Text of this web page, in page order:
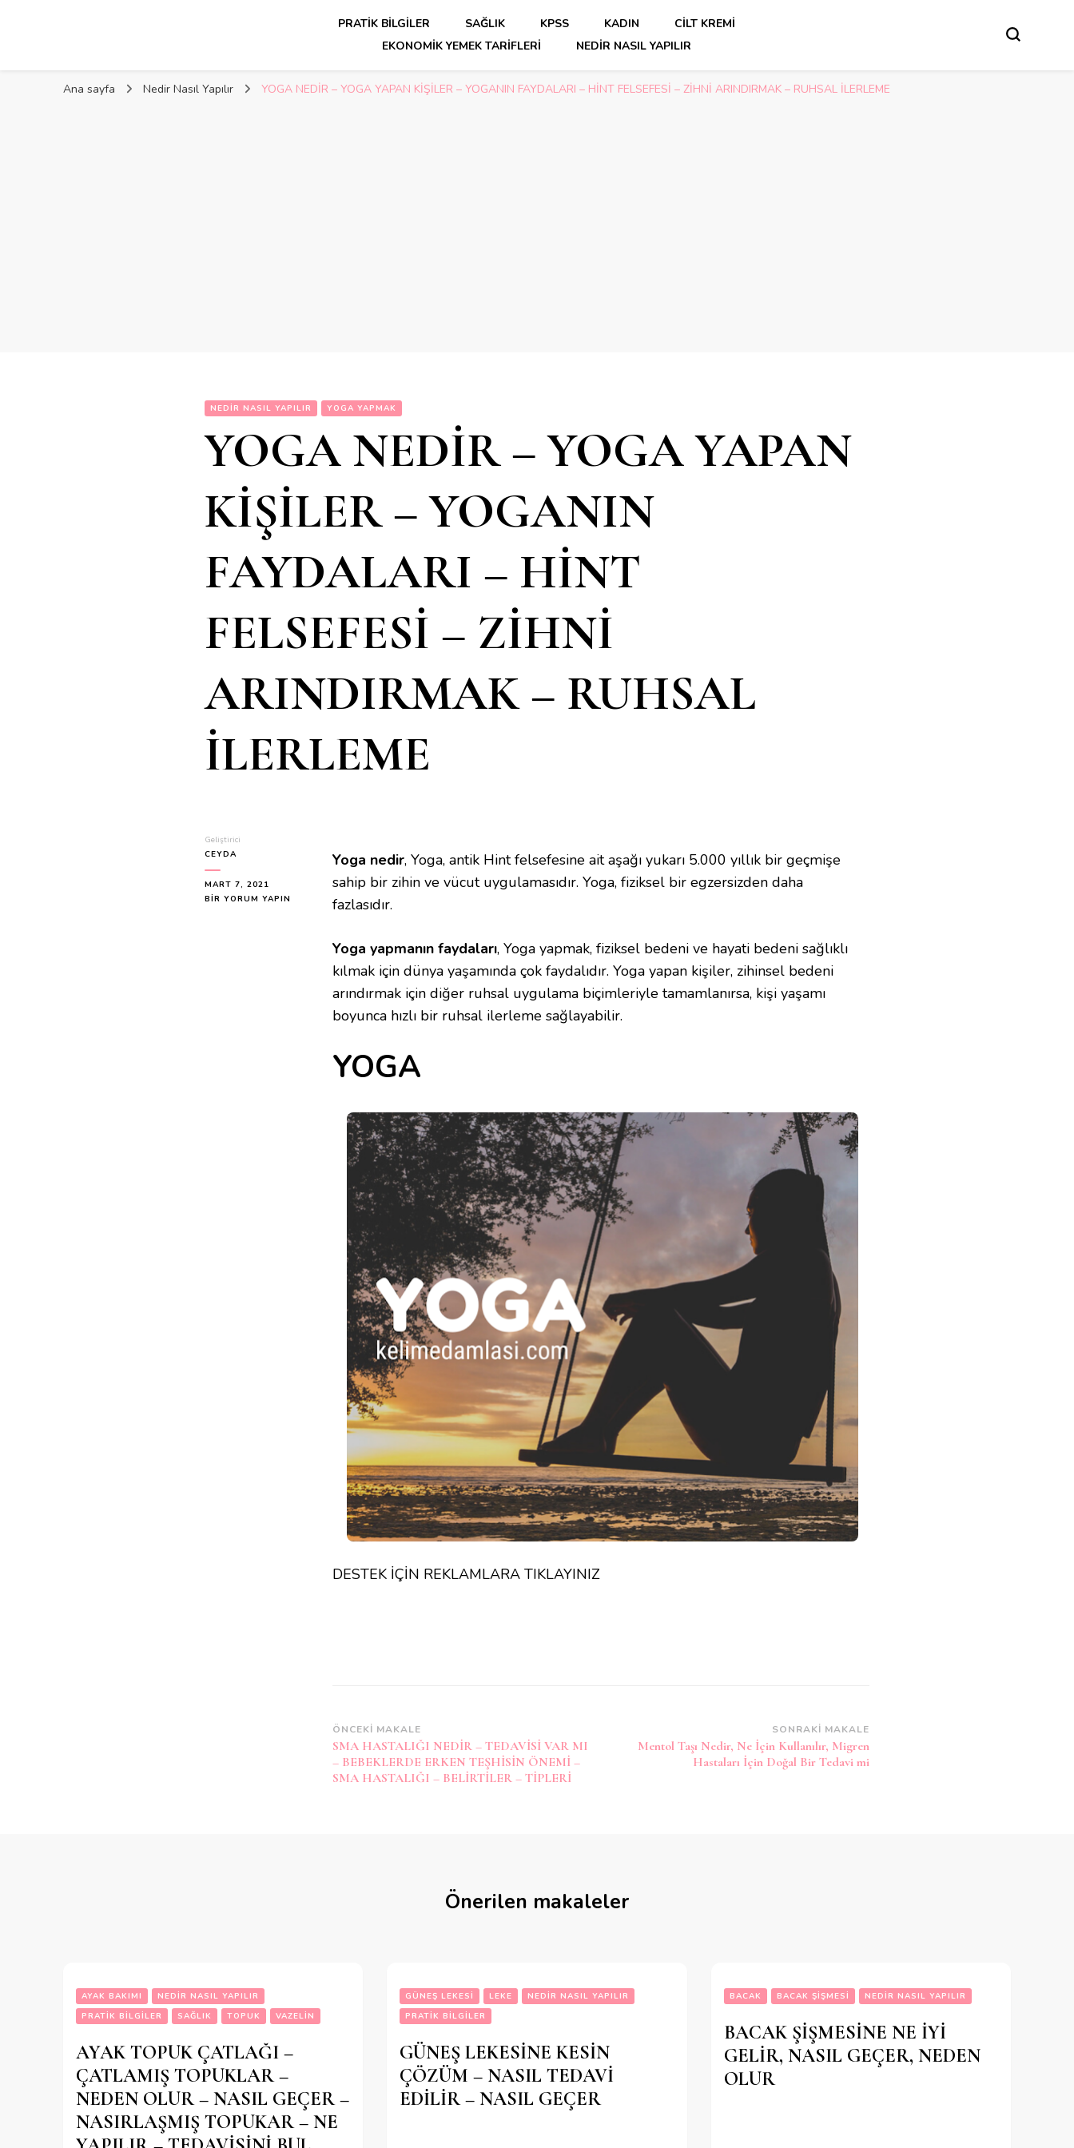
PRATIK BILGILER SAĞLIK KPSS KADIN
CILT KREMI
EKONOMIK YEMEK TARIFLERI
NEDIR NASIL YAPILIR
Ana sayfa Nedir Nasıl Yapılır YOGA NEDİR – YOGA YAPAN KİŞİLER – YOGANIN FAYDALARI – HİNT FELSEFESİ – ZİHNİ ARINDIRMAK – RUHSAL İLERLEME
NEDIR NASIL YAPILIR YOGA YAPMAK
YOGA NEDİR – YOGA YAPAN
KİŞİLER – YOGANIN
FAYDALARI – HİNT
FELSEFESİ – ZİHNİ
ARINDIRMAK – RUHSAL
İLERLEME
Geliştirici
CEYDA
MART 7, 2021
YOGA
BIR YORUM YAPIN
Yoga nedir, Yoga, antik Hint felsefesine ait aşağı yukarı 5.000 yıllık bir geçmişe
sahip bir zihin ve vücut uygulamasıdır. Yoga, fiziksel bir egzersizden daha
fazlasıdır.
Yoga yapmanın faydaları, Yoga yapmak, fiziksel bedeni ve hayati bedeni sağlıklı
kılmak için dünya yaşamında çok faydalıdır. Yoga yapan kişiler, zihinsel bedeni
arındırmak için diğer ruhsal uygulama biçimleriyle tamamlanırsa, kişi yaşamı
boyunca hızlı bir ruhsal ilerleme sağlayabilir.
YOGA
DESTEK İÇİN REKLAMLARA TIKLAYINIZ
Yazı
dolaşımı
ÖNCEKI MAKALE
SMA HASTALIĞI NEDİR – TEDAVİSİ VAR MI
– BEBEKLERDE ERKEN TEŞHİSİN ÖNEMİ –
SMA HASTALIĞI – BELİRTİLER – TİPLERİ
SONRAKI MAKALE
Mentol Taşı Nedir, Ne İçin Kullanılır, Migren
Hastaları İçin Doğal Bir Tedavi mi
Önerilen makaleler
AYAK BAKIMI
NEDIR NASIL YAPILIR
PRATIK BILGILER
SAĞLIK TOPUK VAZELIN
AYAK TOPUK ÇATLAĞI –
ÇATLAMIŞ TOPUKLAR –
NEDEN OLUR – NASIL GEÇER –
NASIRLAŞMIŞ TOPUKAR – NE
GÜNEŞ LEKESI LEKE
NEDIR NASIL YAPILIR
PRATIK BILGILER
GÜNEŞ LEKESİNE KESİN
ÇÖZÜM – NASIL TEDAVİ
EDİLİR – NASIL GEÇER
BACAK BACAK ŞIŞMESI NEDIR NASIL YAPILIR
BACAK ŞİŞMESİNE NE İYİ
GELİR, NASIL GEÇER, NEDEN
OLUR